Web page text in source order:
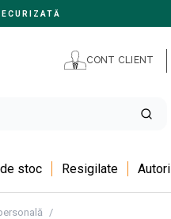
CONT CLIENT
stoc Resigilate Autori